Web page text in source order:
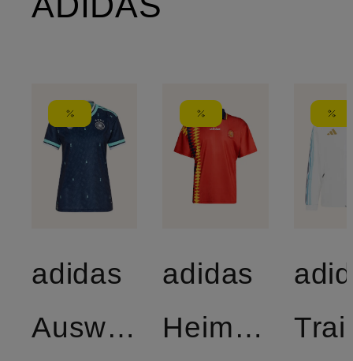
adidas
Auswärtstrikot
adidas
Heimtrikot